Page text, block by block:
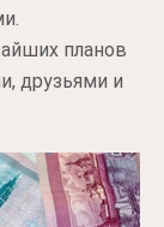
планов
друзьями и